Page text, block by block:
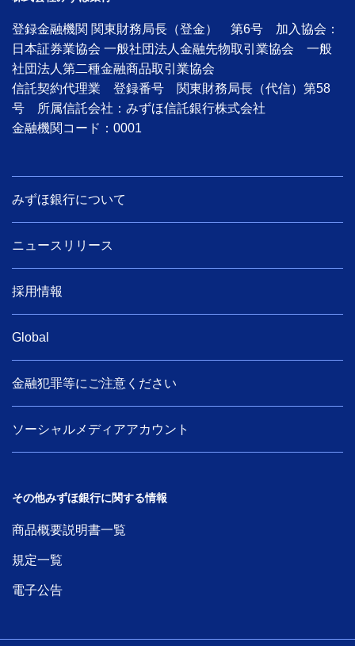
登録金融機関 関東財務局長（登金） 第6号 加入協会：
日本証券業協会 一般社団法人金融先物取引業協会 一般
社団法人第二種金融商品取引業協会
信託契約代理業 登録番号 関東財務局長（代信）第58
号 所属信託会社：みずほ信託銀行株式会社
金融機関コード：0001
みずほ銀行について
ニュースリリース
採用情報
Global
金融犯罪等にご注意ください
ソーシャルメディアアカウント
その他みずほ銀行に関する情報
商品概要説明書一覧
規定一覧
電子公告